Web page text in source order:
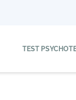
TEST